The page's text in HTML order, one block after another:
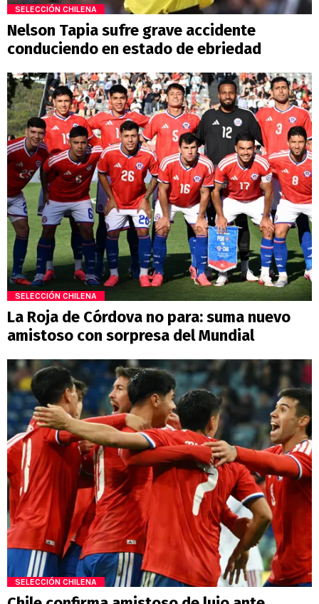
SELECCIÓN CHILENA
Nelson Tapia sufre grave accidente
conduciendo en estado de ebriedad
SELECCIÓN CHILENA
La Roja de Córdova no para: suma nuevo
amistoso con sorpresa del Mundial
SELECCIÓN CHILENA